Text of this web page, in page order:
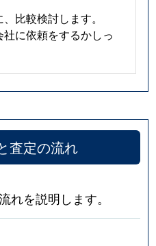
比較検討します。
に依頼をするかしっ
査定の流れ
れを説明します。